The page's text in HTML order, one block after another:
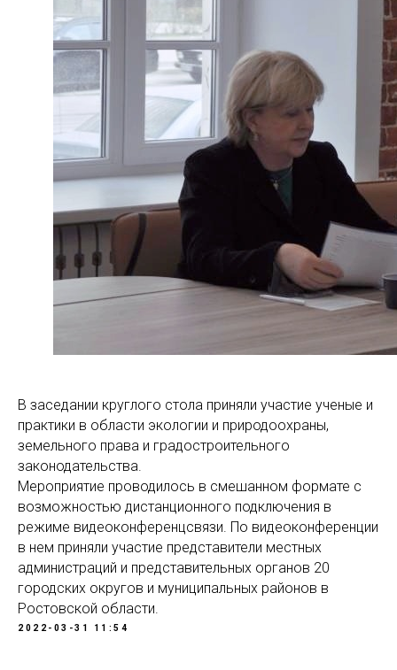
В заседании круглого стола приняли участие ученые и
практики в области экологии и природоохраны,
земельного права и градостроительного
законодательства.
Мероприятие проводилось в смешанном формате с
возможностью дистанционного подключения в
режиме видеоконференцсвязи. По видеоконференции
в нем приняли участие представители местных
администраций и представительных органов 20
городских округов и муниципальных районов в
Ростовской области.
2022-03-31 11:54